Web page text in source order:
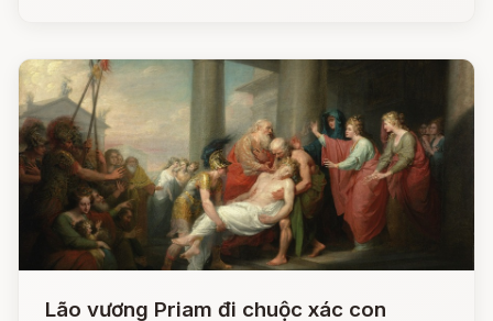
Lão vương Priam đi chuộc xác con